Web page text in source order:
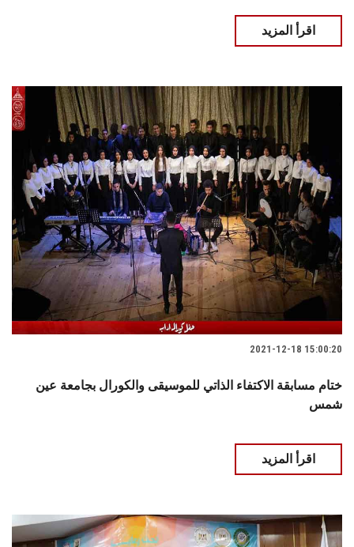
اقرأ المزيد
2021-12-18 15:00:20
ختام مسابقة الاكتفاء الذاتي للموسيقى والكورال بجامعة عين
شمس
اقرأ المزيد